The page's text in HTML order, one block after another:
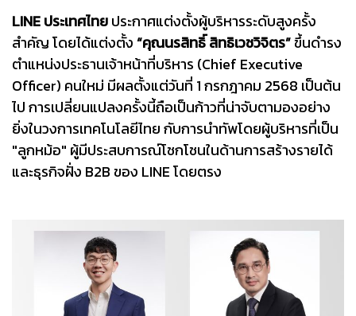
LINE ประเทศไทยประกาศแต่งตั้งผู้บริหารระดับสูงครั้ง
สำคัญ โดยได้แต่งตั้ง“คุณนรสิทธิ์ สิทธิเวชวิจิตร”ขึ้นดำรง
ตำแหน่งประธานเจ้าหน้าที่บริหาร (Chief Executive
Officer) คนใหม่ มีผลตั้งแต่วันที่ 1 กรกฎาคม 2568 เป็นต้น
ไป การเปลี่ยนแปลงครั้งนี้ถือเป็นก้าวที่น่าจับตามองอย่าง
ยิ่งในวงการเทคโนโลยีไทย กับการนำทัพโดยผู้บริหารที่เป็น
"ลูกหม้อ" ผู้มีประสบการณ์โชกโชนในด้านการสร้างรายได้
และธุรกิจฝั่ง B2B ของ LINE โดยตรง